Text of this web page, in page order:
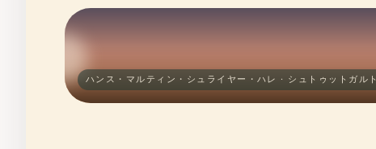
ハンス・マルティン・シュライヤー・ハレ · シュトゥットガルト